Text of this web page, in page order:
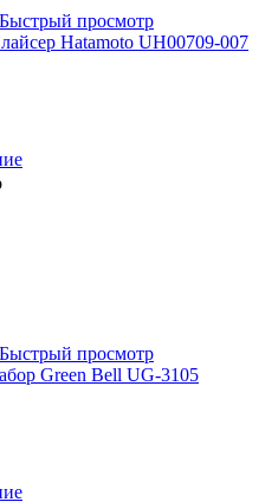
Быстрый просмотр
Hatamoto UH00709-007
Быстрый просмотр
Green Bell UG-3105